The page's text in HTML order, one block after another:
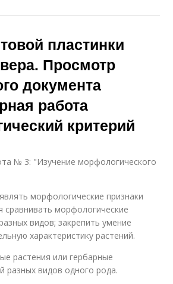
пластинки
Просмотр
документа
работа
критерий
№ 3: "Изучение морфологического
морфологические признаки
сравнивать морфологические
видов; закрепить умение
характеристику растений.
растения или гербарные
разных видов одного рода.